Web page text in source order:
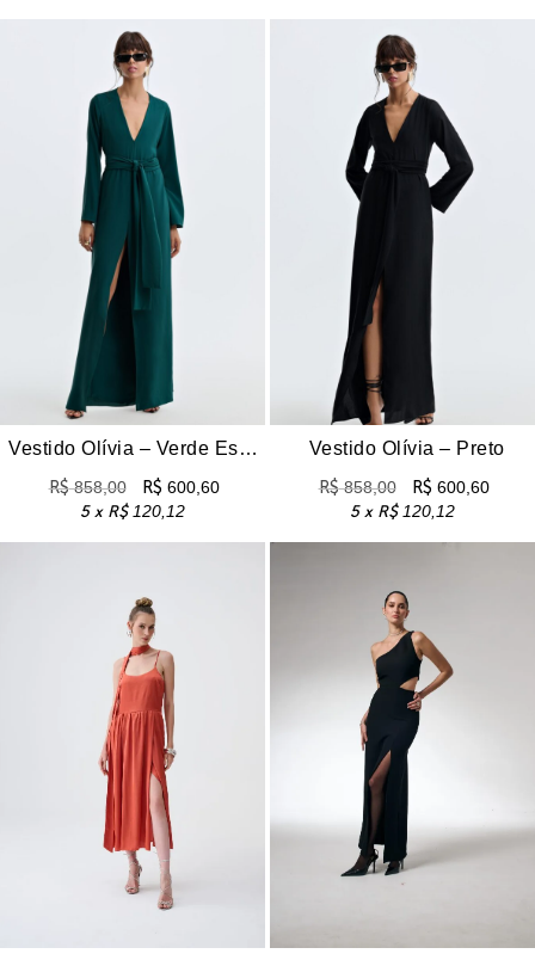
Vestido Olívia – Verde Esmeralda
R$858,00 R$ 600,60
5 x R$120,12
Vestido Olívia – Preto
R$858,00 R$ 600,60
5 x R$120,12